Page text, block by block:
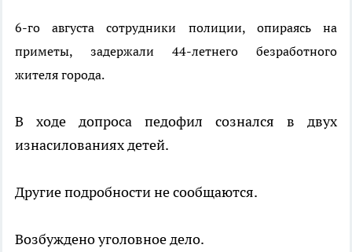
6-го августа сотрудники полиции, опираясь на
приметы, задержали 44-летнего безработного
жителя города.
В ходе допроса педофил сознался в двух
изнасилованиях детей.
Другие подробности не сообщаются.
Возбуждено уголовное дело.